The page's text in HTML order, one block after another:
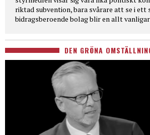
riktad subvention, bara svårare att se i ett
bidragsberoende bolag blir en allt
DEN GRÖNA